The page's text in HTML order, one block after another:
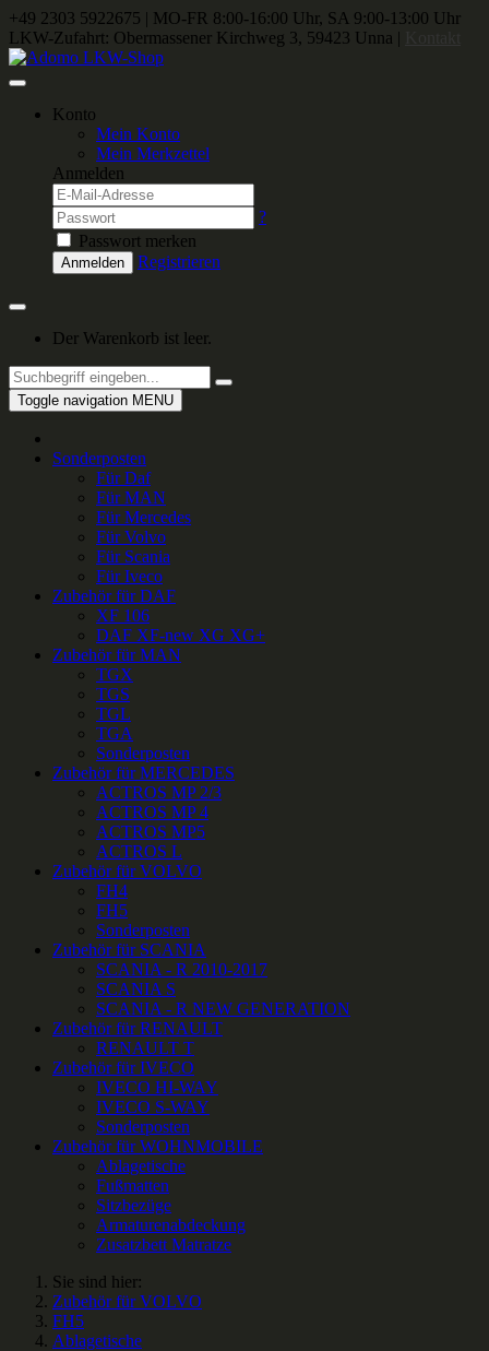
+49 2303 5922675 | MO-FR 8:00-16:00 Uhr, SA 9:00-13:00 Uhr
LKW-Zufahrt: Obermassener Kirchweg 3, 59423 Unna |
Konto
Mein Konto
Mein Merkzettel
Anmelden
?
Passwort merken
Anmelden Registrieren
Der Warenkorb ist leer.
Toggle navigation MENU
Sonderposten
Für Daf
Für MAN
Für Mercedes
Für Volvo
Für Scania
Für Iveco
Zubehör für DAF
XF 106
DAF XF-new XG XG+
Zubehör für MAN
TGX
TGS
TGL
TGA
Sonderposten
Zubehör für MERCEDES
ACTROS MP 2/3
ACTROS MP 4
ACTROS MP5
ACTROS L
Zubehör für VOLVO
FH4
FH5
Sonderposten
Zubehör für SCANIA
SCANIA - R 2010-2017
SCANIA S
SCANIA - R NEW GENERATION
Zubehör für RENAULT
RENAULT T
Zubehör für IVECO
IVECO HI-WAY
IVECO S-WAY
Sonderposten
Zubehör für WOHNMOBILE
Ablagetische
Fußmatten
Sitzbezüge
Armaturenabdeckung
Zusatzbett Matratze
Sie sind hier:
Zubehör für VOLVO
FH5
Ablagetische